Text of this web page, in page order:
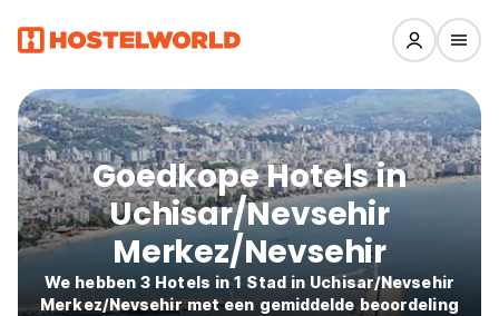
Goedkope Hotels in
Uchisar/Nevsehir
Merkez/Nevsehir
We hebben 3 Hotels in 1 Stad in Uchisar/Nevsehir
Merkez/Nevsehir met een gemiddelde beoordeling